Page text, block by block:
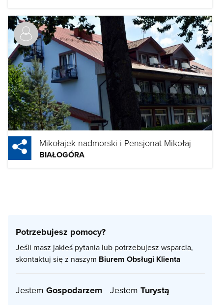
Mikołajek nadmorski i Pensjonat Mikołaj
BIAŁOGÓRA
Potrzebujesz pomocy?
Jeśli masz jakieś pytania lub potrzebujesz wsparcia,
skontaktuj się z naszym Biurem Obsługi Klienta
Jestem Gospodarzem Jestem Turystą